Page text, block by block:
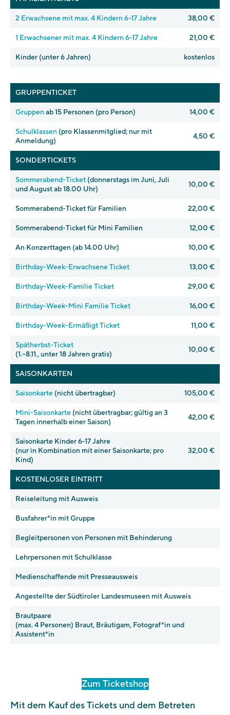
2 Erwachsene mit max. 4 Kindern 6-17 Jahre 38,00 €
1 Erwachsener mit max. 4 Kindern 6-17 Jahre 21,00 €
Kinder (unter 6 Jahren) kostenlos
GRUPPENTICKET
Gruppenab 15 Personen (pro Person) 14,00 €
Schulklassen (pro Klassenmitglied; nur mit
Anmeldung)
4,50 €
SONDERTICKETS
Sommerabend-Ticket (donnerstags im Juni, Juli
und August ab 18.00 Uhr)
10,00 €
Sommerabend-Ticket für Familien 22,00 €
Sommerabend-Ticket für Mini Familien 12,00 €
An Konzerttagen (ab 14.00 Uhr) 10,00 €
Birthday-Week-Erwachsene Ticket 13,00 €
Birthday-Week-Familie Ticket 29,00 €
Birthday-Week-Mini Familie Ticket 16,00 €
Birthday-Week-Ermäßigt Ticket 11,00 €
Spätherbst-Ticket
(1.–8.11., unter 18 Jahren gratis)
10,00 €
SAISONKARTEN
Saisonkarte (nicht übertragbar) 105,00 €
Mini-Saisonkarte (nicht übertragbar; gültig an 3
Tagen innerhalb einer Saison)
42,00 €
Saisonkarte Kinder 6-17 Jahre
(nur in Kombination mit einer Saisonkarte; pro
Kind)
32,00 €
KOSTENLOSER EINTRITT
Reiseleitung mit Ausweis
Busfahrer*in mit Gruppe
Begleitpersonen von Personen mit Behinderung
Lehrpersonen mit Schulklasse
Medienschaffende mit Presseausweis
Angestellte der Südtiroler Landesmuseen mit Ausweis
Brautpaare
(max. 4 Personen) Braut, Bräutigam, Fotograf*in und
Assistent*in
Zum Ticketshop
Mit dem Kauf des Tickets und dem Betreten